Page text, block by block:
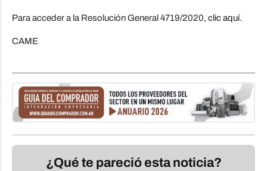
Para acceder a la Resolución General 4719/2020, clic aquí.
CAME
¿Qué te pareció esta noticia?